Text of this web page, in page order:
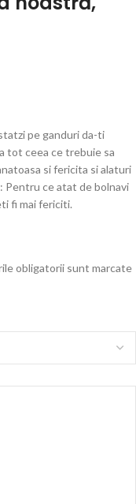
pe ganduri da-ti
tot ceea ce trebuie sa
si fericita si alaturi
Pentru ce atat de bolnavi
fi mai fericiti.
obligatorii sunt marcate